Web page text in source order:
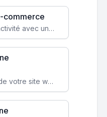
commerce
Transformez votre activité avec une boutique en ligne, accessible à l'échelle mondiale 24/7.
Boostez la visibilité de votre site web sur Google et attirez du trafic qualifié grâce à nos stratégies SEO.